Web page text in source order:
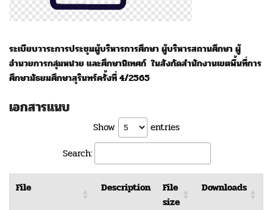
ระเบียบวาระการประชุมผู้บริหารการศึกษา ผู้บริหารสถานศึกษา ผู้
อำนวยการกลุ่มหน่วย และศึกษานิเทศก์ ในสังกัดสำนักงานเขตพื้นที่การ
ศึกษามัธยมศึกษาสุรินทร์ครั้งที่ 4/2565
เอกสารแนบ
Show
entries
Search:
File Description
File
size
Downloads